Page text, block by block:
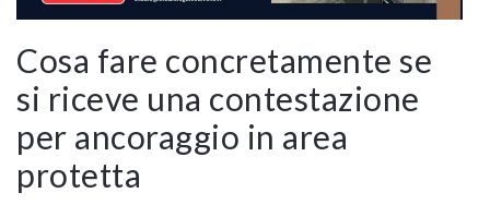
Cosa fare concretamente se
si riceve una contestazione
per ancoraggio in area
protetta